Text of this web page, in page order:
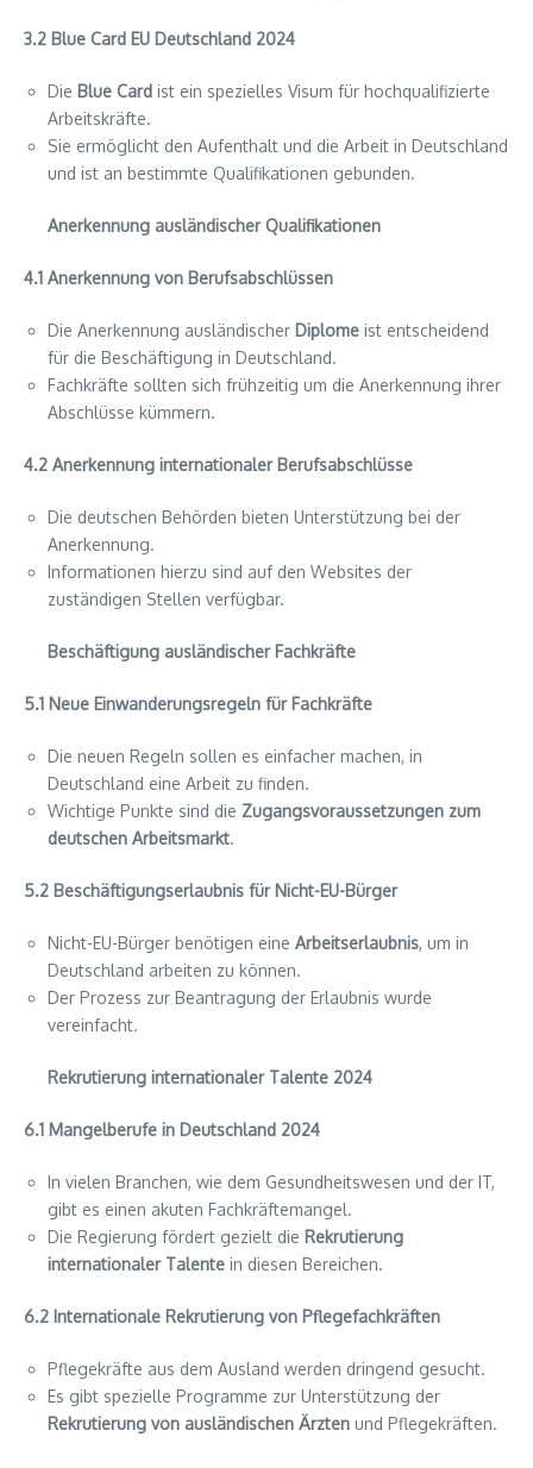
3.2 Blue Card EU Deutschland 2024
Die Blue Card ist ein spezielles Visum für hochqualifizierte
Arbeitskräfte.
Sie ermöglicht den Aufenthalt und die Arbeit in Deutschland
und ist an bestimmte Qualifikationen gebunden.
Anerkennung ausländischer Qualifikationen
4.1 Anerkennung von Berufsabschlüssen
Die Anerkennung ausländischer Diplome ist entscheidend
für die Beschäftigung in Deutschland.
Fachkräfte sollten sich frühzeitig um die Anerkennung ihrer
Abschlüsse kümmern.
4.2 Anerkennung internationaler Berufsabschlüsse
Die deutschen Behörden bieten Unterstützung bei der
Anerkennung.
Informationen hierzu sind auf den Websites der
zuständigen Stellen verfügbar.
Beschäftigung ausländischer Fachkräfte
5.1 Neue Einwanderungsregeln für Fachkräfte
Die neuen Regeln sollen es einfacher machen, in
Deutschland eine Arbeit zu finden.
Wichtige Punkte sind die Zugangsvoraussetzungen zum
deutschen Arbeitsmarkt.
5.2 Beschäftigungserlaubnis für Nicht-EU-Bürger
Nicht-EU-Bürger benötigen eine Arbeitserlaubnis, um in
Deutschland arbeiten zu können.
Der Prozess zur Beantragung der Erlaubnis wurde
vereinfacht.
Rekrutierung internationaler Talente 2024
6.1 Mangelberufe in Deutschland 2024
In vielen Branchen, wie dem Gesundheitswesen und der IT,
gibt es einen akuten Fachkräftemangel.
Die Regierung fördert gezielt die Rekrutierung
internationaler Talente in diesen Bereichen.
6.2 Internationale Rekrutierung von Pflegefachkräften
Pflegekräfte aus dem Ausland werden dringend gesucht.
Es gibt spezielle Programme zur Unterstützung der
Rekrutierung von ausländischen Ärzten und Pflegekräften.